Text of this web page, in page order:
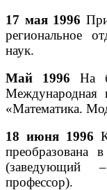
17 мая 1996
региональное
наук.
Май 1996 На
Международная
«Математика.
18 июня 1996
преобразована
(заведующий
профессор).